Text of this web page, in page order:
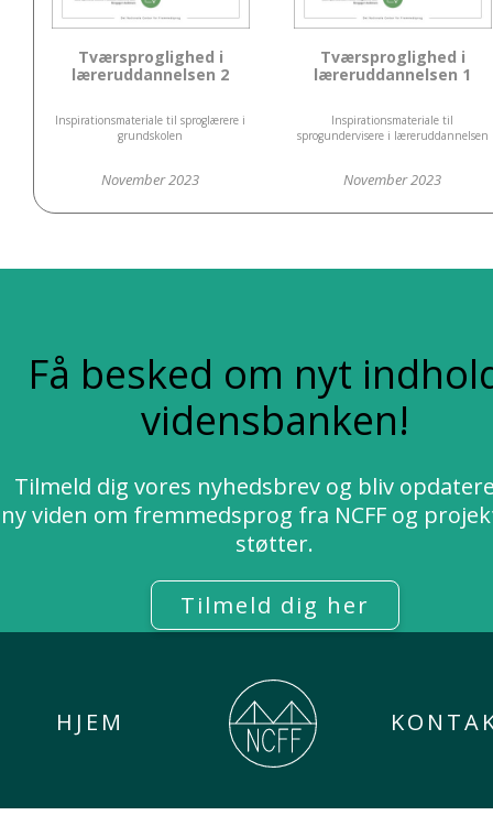
Tværsproglighed i
læreruddannelsen 2
Inspirationsmateriale til sproglærere i
grundskolen
November 2023
Tværsproglighed i
læreruddannelsen 1
Inspirationsmateriale til
sprogundervisere i læreruddannelsen
November 2023
Få besked om nyt
vidensbanken!
Tilmeld dig vores nyhedsbrev og bliv
ny viden om fremmedsprog fra NCFF og
støtter.
Tilmeld dig her
HJEM